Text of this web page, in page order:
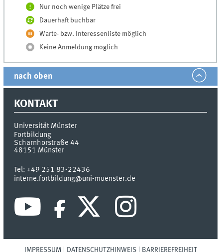
Nur noch wenige Plätze frei
Dauerhaft buchbar
Warte- bzw. Interessenliste möglich
Keine Anmeldung möglich
nach oben
KONTAKT
Universität Münster
Fortbildung
Scharnhorstraße 44
48151 Münster
Tel:+49 251 83-22436
interne.fortbildung@uni-muenster.de
IMPRESSUM DATENSCHUTZHINWEIS BARRIEREFREIHEIT